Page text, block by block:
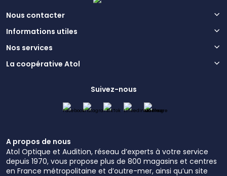
Nous contacter
Informations utiles
Nos services
La coopérative Atol
Suivez-nous
A propos de nous
Atol Optique et Audition, réseau d’experts à votre service
depuis 1970, vous propose plus de 800 magasins et centres
en France métropolitaine et d’outre-mer, ainsi qu’un site